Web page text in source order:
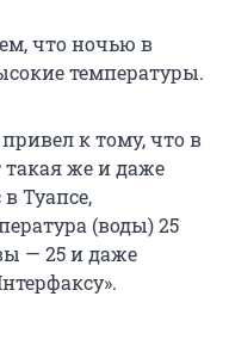
что ночью в
температуры.
к тому, что в
такая же и даже
Туапсе,
(воды) 25
— 25 и даже